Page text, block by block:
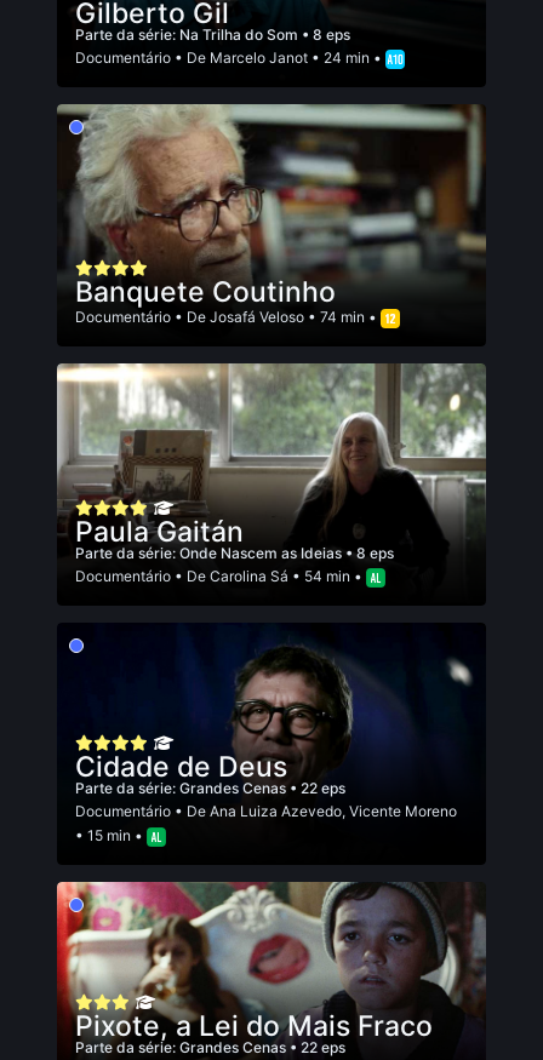
Gilberto Gil
Parte da série: Na Trilha do Som • 8 eps
Documentário • De Marcelo Janot • 24 min •
Banquete Coutinho
Documentário • De Josafá Veloso • 74 min •
Paula Gaitán
Parte da série: Onde Nascem as Ideias • 8 eps
Documentário • De Carolina Sá • 54 min •
Cidade de Deus
Parte da série: Grandes Cenas• 22 eps
Documentário • De Ana Luiza Azevedo, Vicente Moreno
• 15 min •
Pixote, a Lei do Mais Fraco
Parte da série: Grandes Cenas • 22 eps